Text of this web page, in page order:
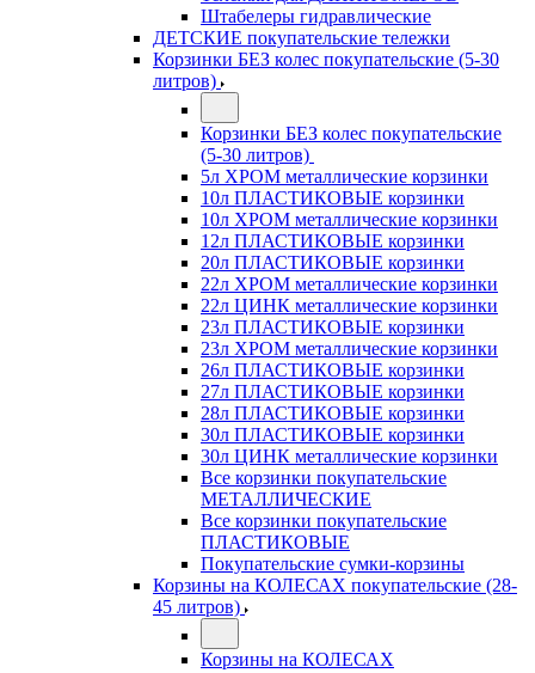
Штабелеры гидравлические
ДЕТСКИЕ покупательские тележки
Корзинки БЕЗ колес покупательские (5-30
литров)
Корзинки БЕЗ колес покупательские
(5-30 литров)
5л ХРОМ металлические корзинки
10л ПЛАСТИКОВЫЕ корзинки
10л ХРОМ металлические корзинки
12л ПЛАСТИКОВЫЕ корзинки
20л ПЛАСТИКОВЫЕ корзинки
22л ХРОМ металлические корзинки
22л ЦИНК металлические корзинки
23л ПЛАСТИКОВЫЕ корзинки
23л ХРОМ металлические корзинки
26л ПЛАСТИКОВЫЕ корзинки
27л ПЛАСТИКОВЫЕ корзинки
28л ПЛАСТИКОВЫЕ корзинки
30л ПЛАСТИКОВЫЕ корзинки
30л ЦИНК металлические корзинки
Все корзинки покупательские
МЕТАЛЛИЧЕСКИЕ
Все корзинки покупательские
ПЛАСТИКОВЫЕ
Покупательские сумки-корзины
Корзины на КОЛЕСАХ покупательские (28-
45 литров)
Корзины на КОЛЕСАХ